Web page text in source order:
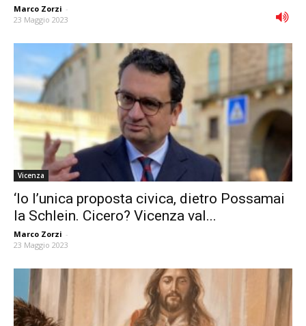
Marco Zorzi -
23 Maggio 2023
Vicenza
‘Io l’unica proposta civica, dietro Possamai
la Schlein. Cicero? Vicenza val...
Marco Zorzi -
23 Maggio 2023